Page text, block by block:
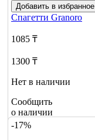
Добавить в избранное
Спагетти Granoro
1085 ₸
1300 ₸
Нет в наличии
Сообщить
о наличии
-17%